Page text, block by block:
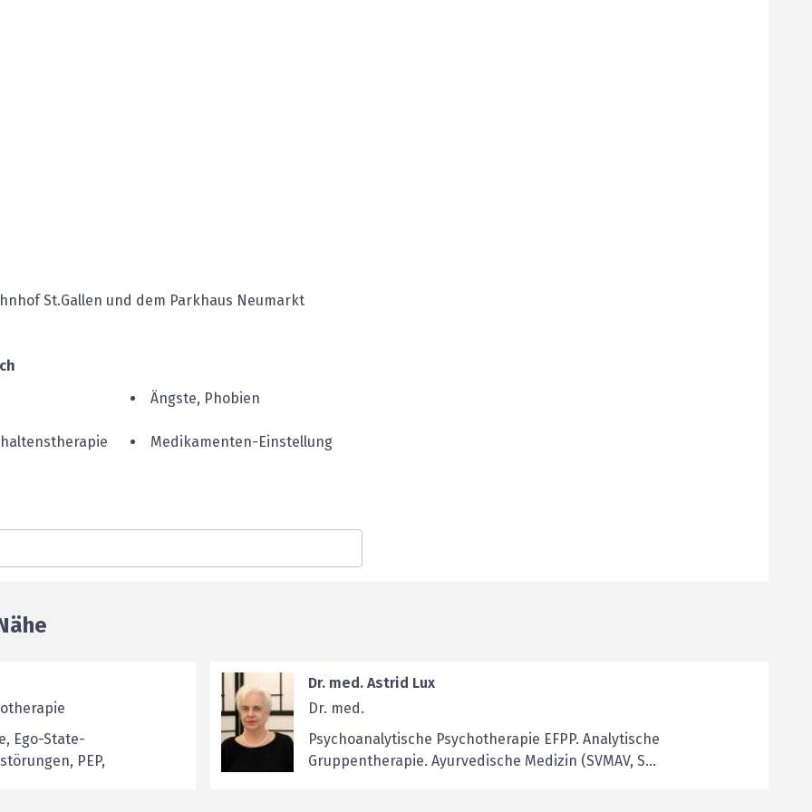
St.Gallen und dem Parkhaus Neumarkt
Ängste, Phobien
Medikamenten-Einstellung
Ego-State-
PEP,
Dr. med. Astrid Lux
Dr. med.
Psychoanalytische Psychotherapie EFPP. Analytische
Gruppentherapie. Ayurvedische Medizin (SVMAV, S...